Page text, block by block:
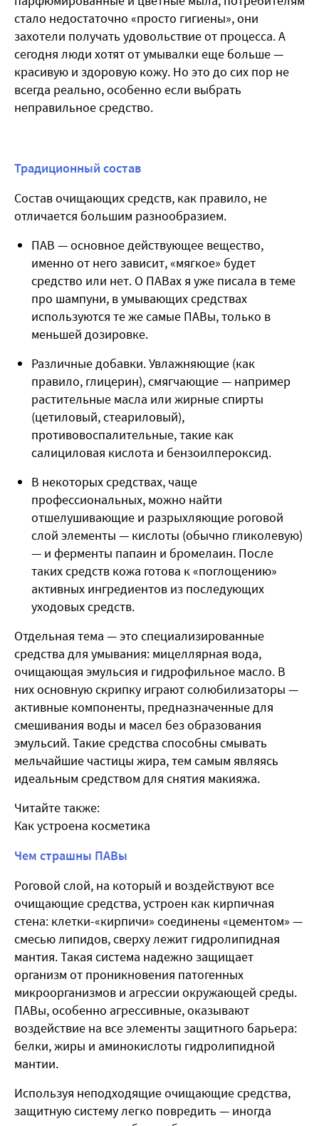
стало недостаточно «просто гигиены», они
захотели получать удовольствие от процесса. А
сегодня люди хотят от умывалки еще больше —
красивую и здоровую кожу. Но это до сих пор не
всегда реально, особенно если выбрать
неправильное средство.
Традиционный состав
Состав очищающих средств, как правило, не
отличается большим разнообразием.
ПАВ — основное действующее вещество,
именно от него зависит, «мягкое» будет
средство или нет. О ПАВах я уже писала в теме
про шампуни, в умывающих средствах
используются те же самые ПАВы, только в
меньшей дозировке.
Различные добавки. Увлажняющие (как
правило, глицерин), смягчающие — например
растительные масла или жирные спирты
(цетиловый, стеариловый),
противовоспалительные, такие как
салициловая кислота и бензоилпероксид.
В некоторых средствах, чаще
профессиональных, можно найти
отшелушивающие и разрыхляющие роговой
слой элементы — кислоты (обычно гликолевую)
— и ферменты папаин и бромелаин. После
таких средств кожа готова к «поглощению»
активных ингредиентов из последующих
уходовых средств.
Отдельная тема — это специализированные
средства для умывания: мицеллярная вода,
очищающая эмульсия и гидрофильное масло. В
них основную скрипку играют солюбилизаторы —
активные компоненты, предназначенные для
смешивания воды и масел без образования
эмульсий. Такие средства способны смывать
мельчайшие частицы жира, тем самым являясь
идеальным средством для снятия макияжа.
Читайте также:
Как устроена косметика
Чем страшны ПАВы
Роговой слой, на который и воздействуют все
очищающие средства, устроен как кирпичная
стена: клетки-«кирпичи» соединены «цементом» —
смесью липидов, сверху лежит гидролипидная
мантия. Такая система надежно защищает
организм от проникновения патогенных
микроорганизмов и агрессии окружающей среды.
ПАВы, особенно агрессивные, оказывают
воздействие на все элементы защитного барьера:
белки, жиры и аминокислоты гидролипидной
мантии.
Используя неподходящие очищающие средства,
защитную систему легко повредить — иногда